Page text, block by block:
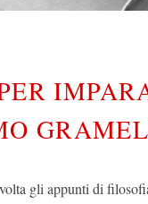
gli appunti di